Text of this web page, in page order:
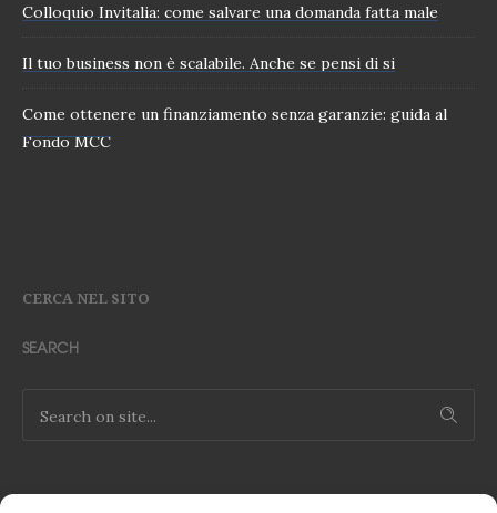
Colloquio Invitalia: come salvare una domanda fatta male
Il tuo business non è scalabile. Anche se pensi di si
Come ottenere un finanziamento senza garanzie: guida al
Fondo MCC
CERCA NEL SITO
SEARCH